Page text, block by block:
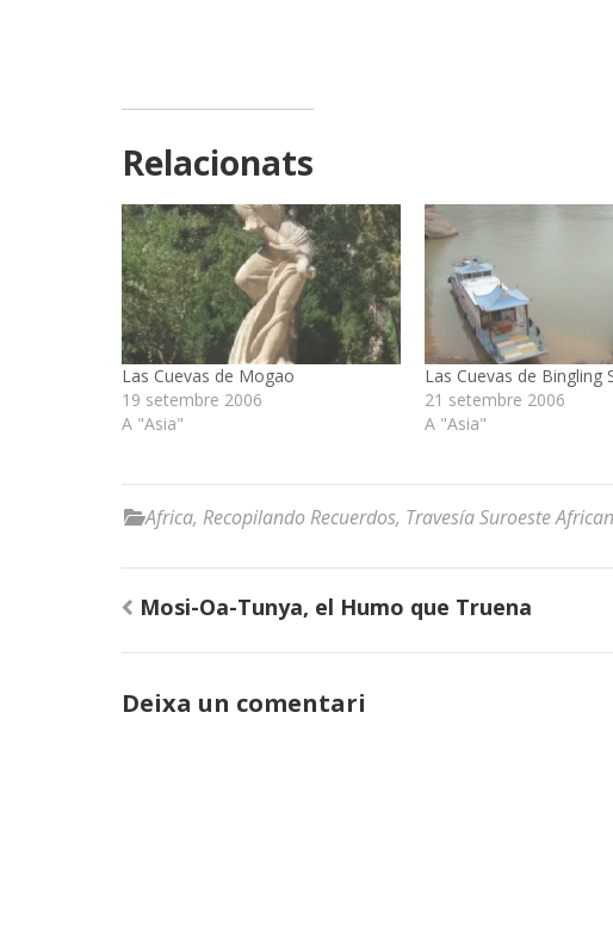
Relacionats
Las Cuevas de Mogao
19 setembre 2006
A "Asia"
Las Cuevas de Bingling
21 setembre 2006
A "Asia"
Africa, Recopilando Recuerdos, Travesía Suroeste
Navegació
d'entrades
Mosi-Oa-Tunya, el Humo que Truena
Deixa un comentari